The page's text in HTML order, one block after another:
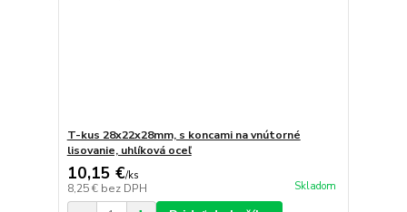
T-kus 28x22x28mm, s koncami na vnútorné
lisovanie, uhlíková oceľ
10,15 €/ks
8,25 € bez DPH Skladom